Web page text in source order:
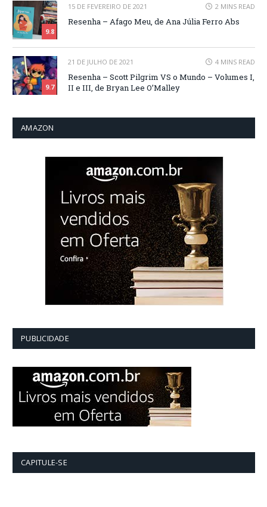
9.8
15 DE FEVEREIRO DE 2021 2 MINS READ
Resenha – Afago Meu, de Ana Júlia Ferro Abs
9.7
21 DE JULHO DE 2021 4 MINS READ
Resenha – Scott Pilgrim VS o Mundo – Volumes I,
II e III, de Bryan Lee O’Malley
AMAZON
PUBLICIDADE
CAPITULE-SE